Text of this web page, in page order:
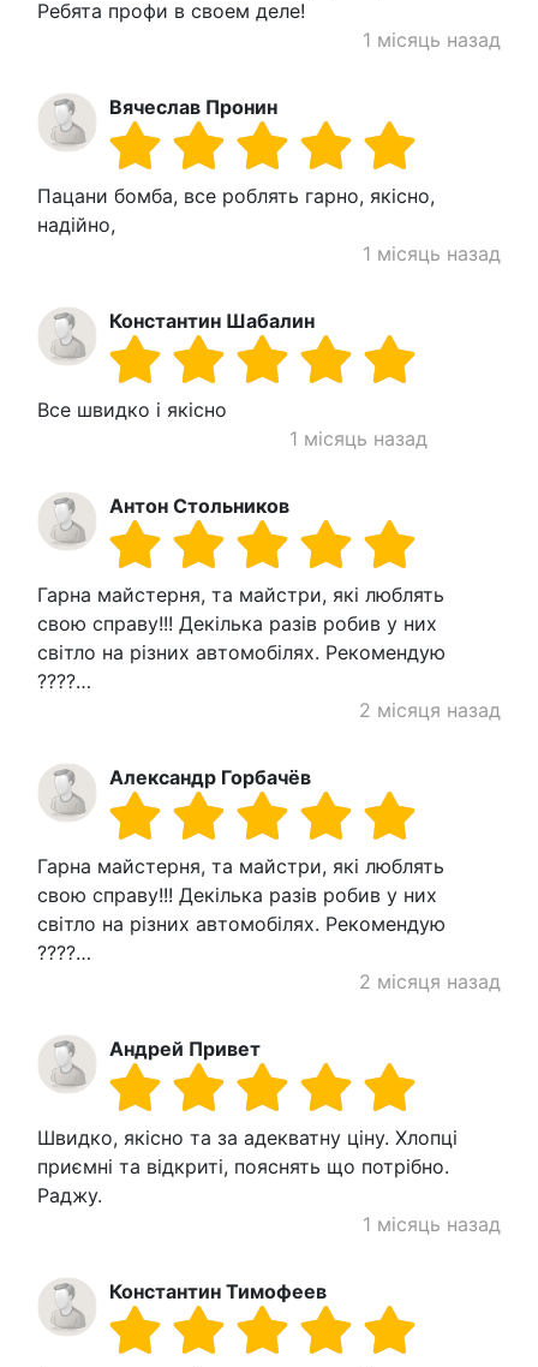
Ребята профи в своем деле!
1 місяць назад
Вячеслав Пронин
Пацани бомба, все роблять гарно, якісно,
надійно,
1 місяць назад
Константин Шабалин
Все швидко і якісно
1 місяць назад
Антон Стольников
Гарна майстерня, та майстри, які люблять
свою справу!!! Декілька разів робив у них
світло на різних автомобілях. Рекомендую
????…
2 місяця назад
Александр Горбачёв
Гарна майстерня, та майстри, які люблять
свою справу!!! Декілька разів робив у них
світло на різних автомобілях. Рекомендую
????…
2 місяця назад
Андрей Привет
Швидко, якісно та за адекватну ціну. Хлопці
приємні та відкриті, пояснять що потрібно.
Раджу.
1 місяць назад
Константин Тимофеев